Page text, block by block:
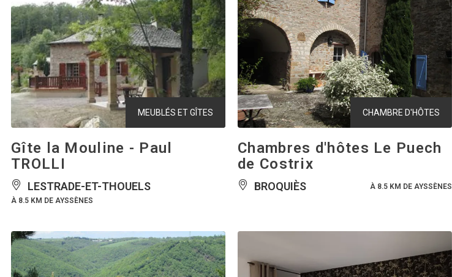
MEUBLÉS ET GÎTES
Gîte la Mouline - Paul
TROLLI
LESTRADE-ET-THOUELS
À 8.5 KM DE AYSSÈNES
CHAMBRE D'HÔTES
Chambres d'hôtes Le Puech
de Costrix
BROQUIÈS À 8.5 KM DE AYSSÈNES